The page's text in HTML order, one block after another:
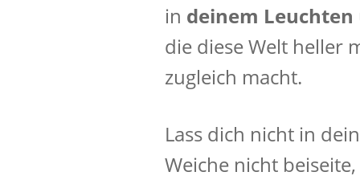
in deinem Leuchten
die diese Welt heller
zugleich macht.
Lass dich nicht in
Weiche nicht